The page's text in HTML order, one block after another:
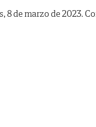
8 de marzo de 2023.